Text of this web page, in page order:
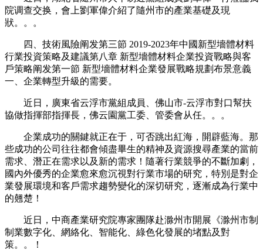
院调查交换，會上劉軍偉介紹了隨州市的產業基礎及現
狀。。。
四、技術風險阐发第三節 2019-2023年中國新型墻體材料
行業投資策略及建議第八章 新型墻體材料企業投資戰略與客
戶策略阐发第一節 新型墻體材料企業發展戰略規劃布景意義
一、企業轉型升級的需要。
近日，廣東省云浮市黨組成員、佛山市-云浮市對口幫扶
協做指揮部指揮長，佛云園黨工委、管委會从任。。。
企業成功的關鍵就正在于，可否跳出紅海，開辟藍海。那
些成功的公司往往都會傾盡畢生的精神及資源搜尋產業的當前
需求、潛正在需求以及新的需求！隨著行業競爭的不斷加劇，
國內外優秀的企業愈來愈沉視對行業市場的研究，特別是對企
業發展環境和客戶需求趨勢變化的深切研究，逐漸成為行業中
的翹楚！
近日，中商產業研究院專家團隊赴滁州市開展《滁州市制
制業數字化、網絡化、智能化、綠色化發展的堵點及對
策。。！